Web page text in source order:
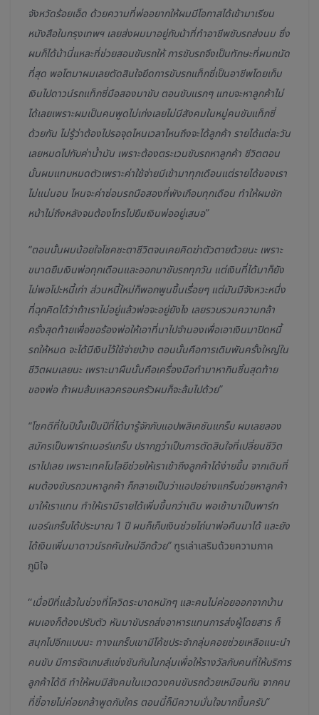
จังหวัดร้อยเอ็ด ด้วยความที่พ่ออยากให้ผมมีโอกาสได้เข้ามาเรียน
หนังสือในกรุงเทพฯ เลยส่งผมมาอยู่กับน้าที่ทำอาชีพขับรถส่งนม ซึ่ง
ผมก็ได้น้านี่แหละที่ช่วยสอนขับรถให้ การขับรถจึงเป็นทักษะที่ผมถนัด
ที่สุด พอโตมาผมเลยตัดสินใจยึดการขับรถแท็กซี่เป็นอาชีพโดยเก็บ
เงินไปดาวน์รถแท็กซี่มือสองมาขับ ตอนขับแรกๆ แทบจะหาลูกค้าไม่
ได้เลยเพราะผมเป็นคนพูดไม่เก่งเลยไม่มีสังคมในหมู่คนขับแท็กซี่
ด้วยกัน ไม่รู้ว่าต้องไปรอจุดไหนเวลาไหนถึงจะได้ลูกค้า รายได้แต่ละวัน
เลยหมดไปกับค่าน้ำมัน เพราะต้องตระเวนขับรถหาลูกค้า ชีวิตตอน
นั้นผมแทบหมดตัวเพราะค่าใช้จ่ายมีเข้ามาทุกเดือนแต่รายได้ของเรา
ไม่แน่นอน ไหนจะค่าซ่อมรถมือสองที่พังเกือบทุกเดือน ทำให้ผมชัก
หน้าไม่ถึงหลังจนต้องโทรไปยืมเงินพ่ออยู่เสมอ”
“ตอนนั้นผมน้อยใจโชคชะตาชีวิตจนเคยคิดฆ่าตัวตายด้วยนะ เพราะ
ขนาดยืมเงินพ่อทุกเดือนและออกมาขับรถทุกวัน แต่เงินที่ได้มาก็ยัง
ไม่พอโปะหนี้เก่า ส่วนหนี้ใหม่ก็พอกพูนขึ้นเรื่อยๆ แต่มันมีจังหวะหนึ่ง
ที่ฉุกคิดได้ว่าถ้าเราไม่อยู่แล้วพ่อจะอยู่ยังไง เลยรวบรวมความกล้า
ครั้งสุดท้ายเพื่อขอร้องพ่อให้เอาที่นาไปจำนองเพื่อเอาเงินมาปิดหนี้
รถให้หมด จะได้มีเงินไว้ใช้จ่ายบ้าง ตอนนั้นคือการเดิมพันครั้งใหญ่ใน
ชีวิตผมเลยนะ เพราะนาผืนนั้นคือเครื่องมือทำมาหากินชิ้นสุดท้าย
ของพ่อ ถ้าผมล้มเหลวครอบครัวผมก็จะล้มไปด้วย”
“โชคดีที่ในปีนั้นเป็นปีที่ได้มารู้จักกับแอปพลิเคชันแกร็บ ผมเลยลอง
สมัครเป็นพาร์ทเนอร์แกร็บ ปรากฏว่าเป็นการตัดสินใจที่เปลี่ยนชีวิต
เราไปเลย เพราะเทคโนโลยีช่วยให้เราเข้าถึงลูกค้าได้ง่ายขึ้น จากเดิมที่
ผมต้องขับรถวนหาลูกค้า ก็กลายเป็นว่าแอปอย่างแกร็บช่วยหาลูกค้า
มาให้เราแทน ทำให้เรามีรายได้เพิ่มขึ้นกว่าเดิม พอเข้ามาเป็นพาร์ท
เนอร์แกร็บได้ประมาณ 1 ปี ผมก็เก็บเงินช่วยไถ่นาพ่อคืนมาได้ และยัง
ได้เงินเพิ่มมาดาวน์รถคันใหม่อีกด้วย”ฑูรเล่าเสริมด้วยความภาค
ภูมิใจ
“เมื่อปีที่แล้วในช่วงที่โควิดระบาดหนักๆ และคนไม่ค่อยออกจากบ้าน
ผมเองก็ต้องปรับตัว หันมาขับรถส่งอาหารแทนการส่งผู้โดยสาร ก็
สนุกไปอีกแบบนะ ทางแกร็บเขามีโค้ชประจำกลุ่มคอยช่วยเหลือแนะนำ
คนขับ มีการจัดเกมส์แข่งขันกันในกลุ่มเพื่อให้รางวัลกับคนที่ให้บริการ
ลูกค้าได้ดี ทำให้ผมมีสังคมในแวดวงคนขับรถด้วยเหมือนกัน จากคน
ที่ขี้อายไม่ค่อยกล้าพูดกับใคร ตอนนี้ก็มีความมั่นใจมากขึ้นครับ”